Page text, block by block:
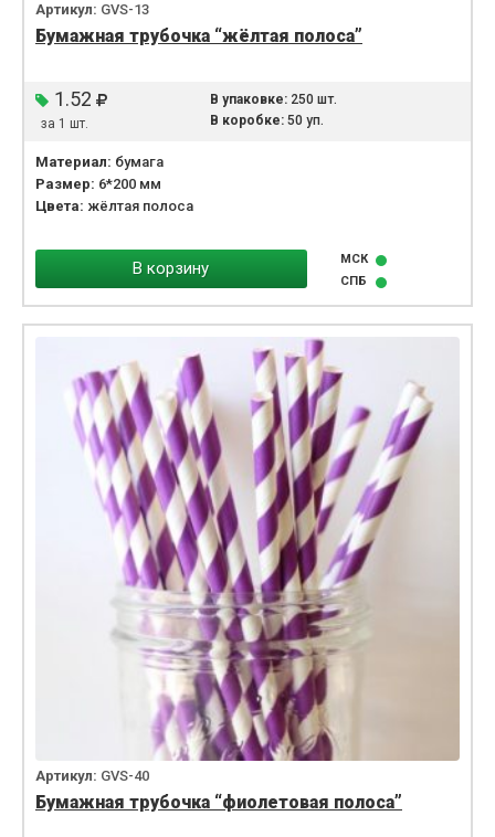
Артикул: GVS-13
Бумажная трубочка “жёлтая полоса”
1.52
за 1 шт.
В упаковке:250 шт.
В коробке:50 уп.
Материал: бумага
Размер: 6*200 мм
Цвета: жёлтая полоса
В корзину
МСК
СПБ
Артикул: GVS-40
Бумажная трубочка “фиолетовая полоса”